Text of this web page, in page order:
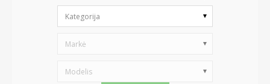
Kategorija
Markė
Modelis